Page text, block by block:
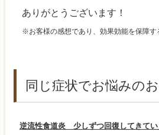
ありがとうございます！
※お客様の感想であり、効果効能を保障す
同じ症状でお悩みの
逆流性食道炎 少しずつ回復してきてい